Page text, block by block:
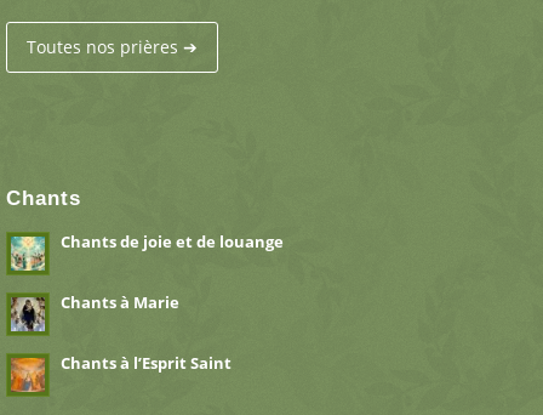
Toutes nos prières ➔
Chants
Chants de joie et de louange
Chants à Marie
Chants à l’Esprit Saint